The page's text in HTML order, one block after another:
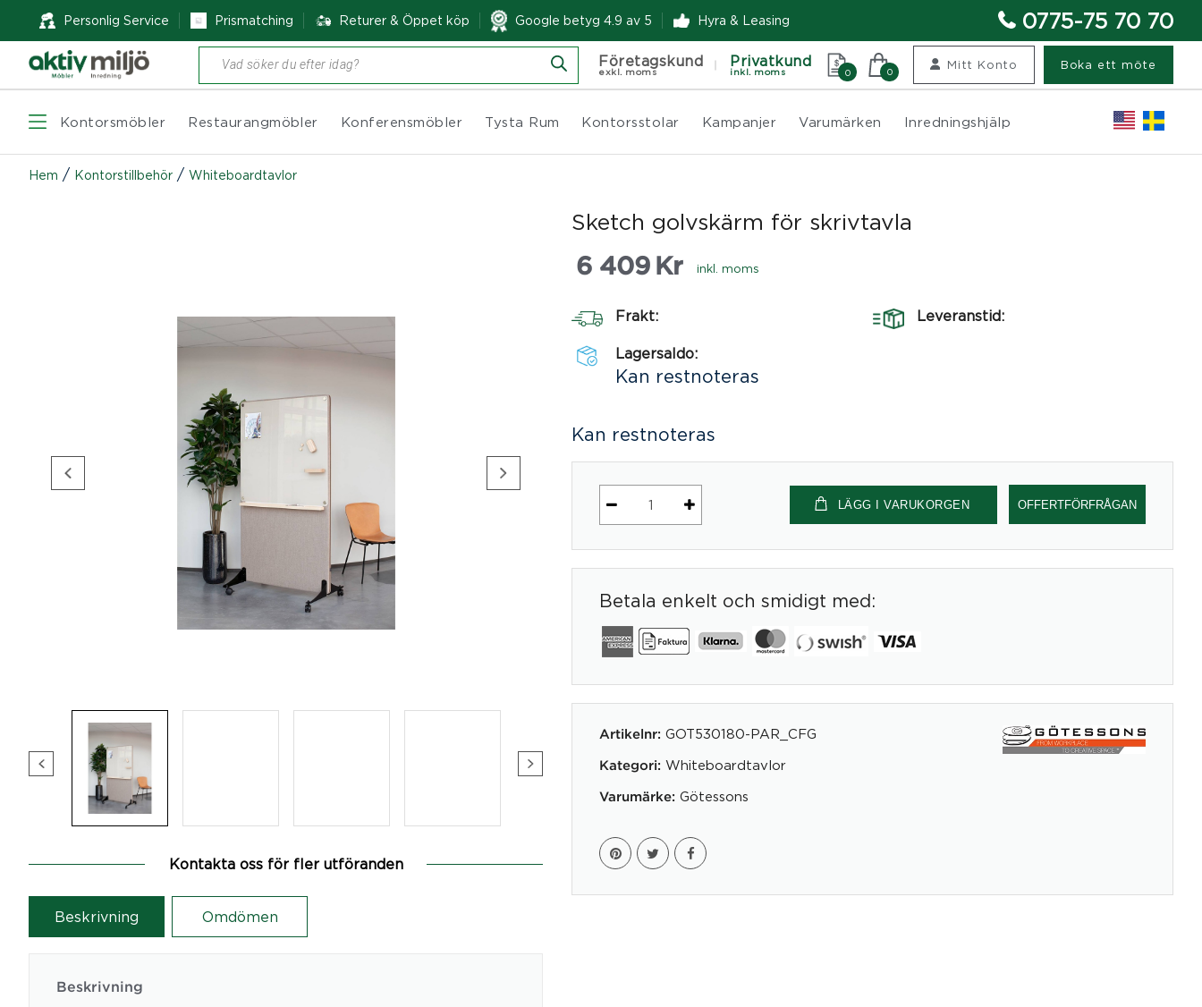
Personlig Service Prismatching Returer & Öppet köp Google betyg 4.9 av 5 Hyra & Leasing 0775-75 70 70
Produktsökning Företagskund
exkl. moms
Privatkund
inkl. moms 0 0
Mitt Konto Boka ett möte
Kontorsmöbler Restaurangmöbler Konferensmöbler Tysta Rum Kontorsstolar Kampanjer Varumärken Inredningshjälp
Hem / Kontorstillbehör / Whiteboardtavlor
Kontakta oss för fler utföranden
Beskrivning Omdömen
Beskrivning
Sketch golvskärm för skrivtavla
6 409 Kr inkl. moms
Frakt: Leveranstid:
Lagersaldo:
Kan restnoteras
Kan restnoteras
mängd
LÄGG I VARUKORGEN OFFERTFÖRFRÅGAN
Betala enkelt och smidigt med:
Artikelnr: GOT530180-PAR_CFG
Kategori: Whiteboardtavlor
Varumärke: Götessons